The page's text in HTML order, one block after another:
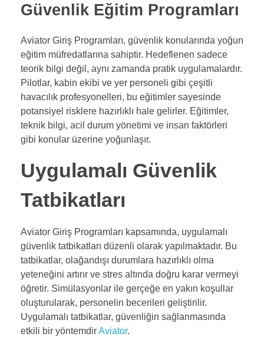
Güvenlik Eğitim Programları
Aviator Giriş Programları, güvenlik konularında yoğun
eğitim müfredatlarına sahiptir. Hedeflenen sadece
teorik bilgi değil, aynı zamanda pratik uygulamalardır.
Pilotlar, kabin ekibi ve yer personeli gibi çeşitli
havacılık profesyonelleri, bu eğitimler sayesinde
potansiyel risklere hazırlıklı hale gelirler. Eğitimler,
teknik bilgi, acil durum yönetimi ve insan faktörleri
gibi konular üzerine yoğunlaşır.
Uygulamalı Güvenlik
Tatbikatları
Aviator Giriş Programları kapsamında, uygulamalı
güvenlik tatbikatları düzenli olarak yapılmaktadır. Bu
tatbikatlar, olağandışı durumlara hazırlıklı olma
yeteneğini artırır ve stres altında doğru karar vermeyi
öğretir. Simülasyonlar ile gerçeğe en yakın koşullar
oluşturularak, personelin becerileri geliştirilir.
Uygulamalı tatbikatlar, güvenliğin sağlanmasında
etkili bir yöntemdirAviator.